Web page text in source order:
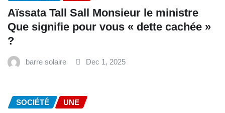
Aïssata Tall Sall Monsieur le ministre
Que signifie pour vous « dette cachée »
?
barre solaire Dec 1, 2025
SOCIÉTÉ UNE